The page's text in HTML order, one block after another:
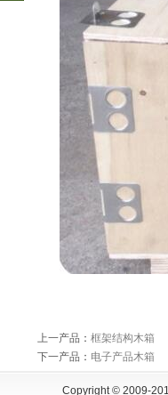
上一产品 ： 框架结构木箱
下一产品 ： 电子产品木箱
Copyright © 2009-